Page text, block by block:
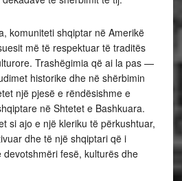
komuniteti shqiptar në Amerikë
më të respektuar të traditës
Trashëgimia që ai la pas —
historike dhe në shërbimin
një pjesë e rëndësishme e
në Shtetet e Bashkuara.
si ajo e një kleriku të përkushtuar,
dhe të një shqiptari që i
fesë, kulturës dhe